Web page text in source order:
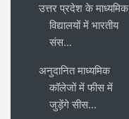
उत्तर प्रदेश के माध्यमिक
विद्यालयों में भारतीय
संस...
अनुदानित माध्यमिक
कॉलेजों में फीस में
जुड़ेंगे सीस...